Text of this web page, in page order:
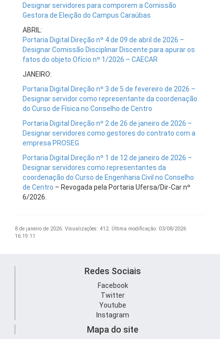
Designar servidores para comporem a Comissão
Gestora de Eleição do Campus Caraúbas
ABRIL:
Portaria Digital Direção nº 4 de 09 de abril de 2026 –
Designar Comissão Disciplinar Discente para apurar os
fatos do objeto Ofício nº 1/2026 – CAECAR
JANEIRO:
Portaria Digital Direção nº 3 de 5 de fevereiro de 2026 –
Designar servidor como representante da coordenação
do Curso de Física no Conselho de Centro
Portaria Digital Direção nº 2 de 26 de janeiro de 2026 –
Designar servidores como gestores do contrato com a
empresa PROSEG
Portaria Digital Direção nº 1 de 12 de janeiro de 2026 –
Designar servidores como representantes da
coordenação do Curso de Engenharia Civil no Conselho
de Centro – Revogada pela Portaria Ufersa/Dir-Car nº
6/2026.
8 de janeiro de 2026. Visualizações: 412. Última modificação: 03/08/2026
16:19:11
Redes Sociais
Facebook
Twitter
Youtube
Instagram
Mapa do site